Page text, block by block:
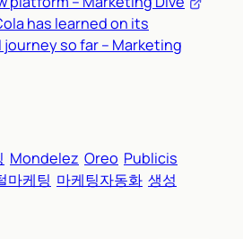
has learned on its
so far – Marketing
Mondelez Oreo Publicis
마케팅 마케팅자동화 생성